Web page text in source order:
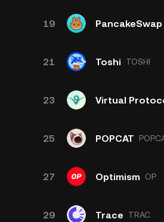
19 PancakeSwap
21 Toshi TOSHI
23 Virtual
25 POPCAT
27 Optimism OP
29 Trace TRAC